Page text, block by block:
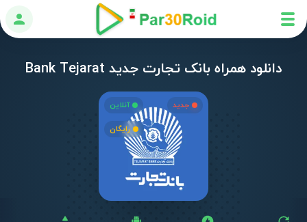
ورود
دانلود همراه بانک تجارت جدید Bank Tejarat
جدید آنلاین
رایگان